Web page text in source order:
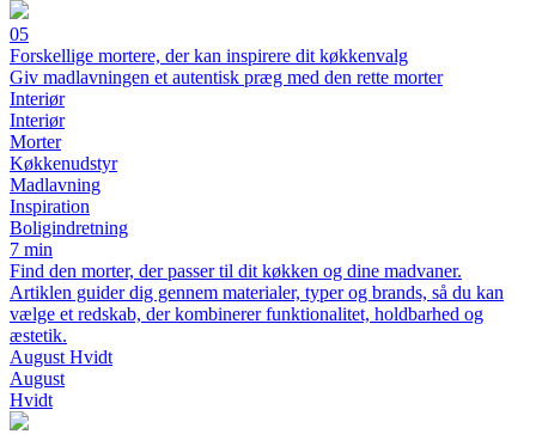
05
Forskellige mortere, der kan inspirere dit køkkenvalg
Giv madlavningen et autentisk præg med den rette morter
Interiør
Interiør
Morter
Køkkenudstyr
Madlavning
Inspiration
Boligindretning
7 min
Find den morter, der passer til dit køkken og dine madvaner.
Artiklen guider dig gennem materialer, typer og brands, så du kan
vælge et redskab, der kombinerer funktionalitet, holdbarhed og
æstetik.
August Hvidt
August
Hvidt